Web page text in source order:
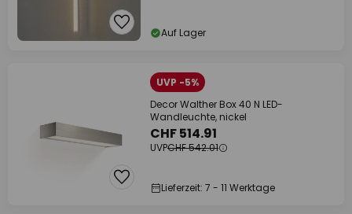
Auf Lager
UVP -5%
Decor Walther Box 40 N LED-
Wandleuchte, nickel
CHF 514.91
UVPCHF 542.01
Lieferzeit: 7 - 11 Werktage